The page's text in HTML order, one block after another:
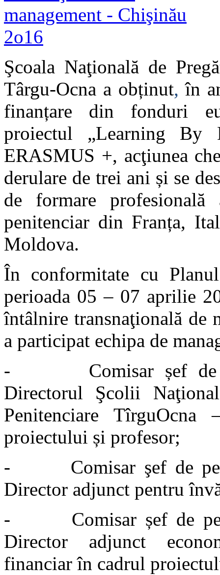
Şcoala Naţională de
Târgu-Ocna a obținut, în
finanțare din fonduri
proiectul „Learning By
ERASMUS +, acţiunea
derulare de trei ani și se
de formare
penitenciar din Franța,
Moldova.
În conformitate cu
perioada 05 – 07 aprilie
întâlnire transnaţională de
a participat echipa de
-
Comisar șef
Directorul Şcolii
Penitenciare
proiectului și profesor;
-
Comisar şef de
Director adjunct pentru
-
Comisar șef de
Director adjunct
financiar în cadrul